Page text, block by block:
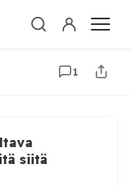
1
siitä